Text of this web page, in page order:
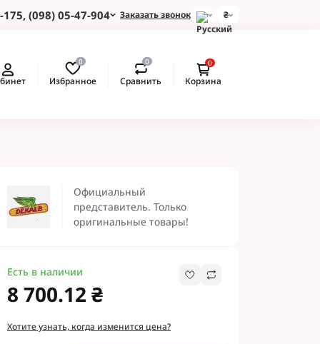
(098) 05-47-904 Заказать звонок ₴
0
Избранное
0
Сравнить
0
Корзина
для Пшеницы
для Подсолнуха
Картофеля
Пест ЮА
Официальный
представитель. Только
оригинальные товары!
Есть в наличии
8 700.12 ₴
Хотите узнать, когда изменится цена?